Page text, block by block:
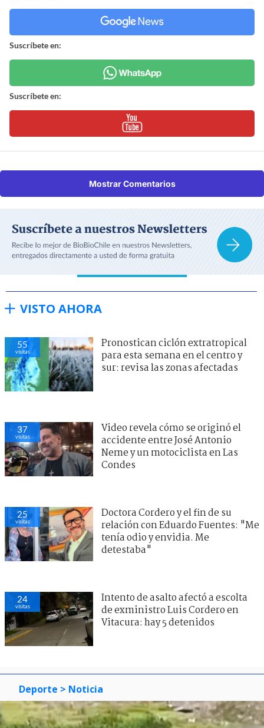
Suscríbete en:
Suscríbete en:
Mostrar Comentarios
VISTO AHORA
55
visitas
Pronostican ciclón extratropical
para esta semana en el centro y
sur: revisa las zonas afectadas
37
visitas
Video revela cómo se originó el
accidente entre José Antonio
Neme y un motociclista en Las
Condes
25
visitas
Doctora Cordero y el fin de su
relación con Eduardo Fuentes: "Me
tenía odio y envidia. Me
detestaba"
24
visitas
Intento de asalto afectó a escolta
de exministro Luis Cordero en
Vitacura: hay 5 detenidos
Deporte > Noticia